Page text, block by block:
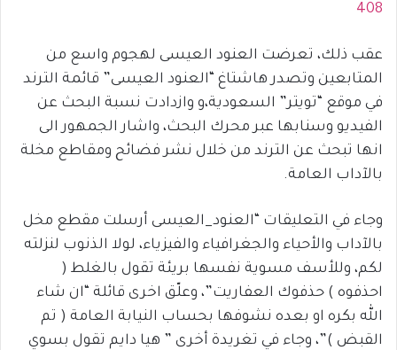
408
عقب ذلك، تعرضت العنود العيسى لهجوم واسع من
المتابعين وتصدر هاشتاغ “العنود العيسى” قائمة الترند
في موقع “تويتر” السعودية،و وازدادت نسبة البحث عن
الفيديو وسنابها عبر محرك البحث، واشار الجمهور الى
انها تبحث عن الترند من خلال نشر فضائح ومقاطع مخلة
بالآداب العامة.
وجاء في التعليقات “العنود_العيسى أرسلت مقطع مخل
بالآداب والأحياء والجغرافياء والفيزياء، لولا الذنوب لنزلته
لكم، وللأسف مسوية نفسها بريئة تقول بالغلط (
احذفوه ) حذفوك العفاريت”، وعلّق اخرى قائلة “ان شاء
الله بكره او بعده نشوفها بحساب النيابة العامة ( تم
القبض )”، وجاء في تغريدة أخرى ” هيا دايم تقول بسوي